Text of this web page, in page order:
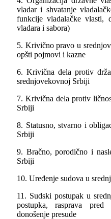
vladar i shvatanje
funkcije vladalačke vlasti,
vladara i sabora)
5. Krivično pravo u
opšti pojmovi i kazne
6. Krivična dela protiv
srednjovekovnoj Srbiji
7. Krivična dela protiv
Srbiji
8. Statusno, stvarno i
Srbiji
9. Bračno, porodično i
Srbiji
10. Uređenje sudova u
11. Sudski postupak u
postupka, rasprava
donošenje presude